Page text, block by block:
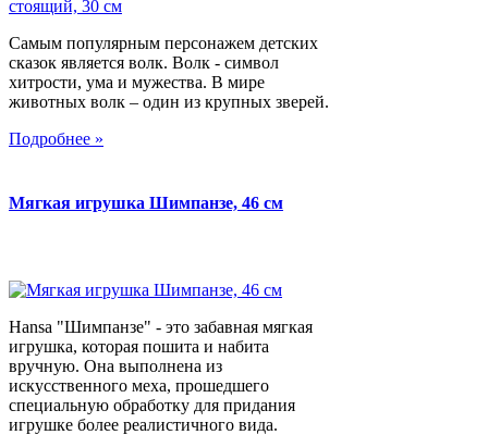
Самым популярным персонажем детских
сказок является волк. Волк - символ
хитрости, ума и мужества. В мире
животных волк – один из крупных зверей.
Подробнее »
Мягкая игрушка Шимпанзе, 46 см
Hansa "Шимпанзе" - это забавная мягкая
игрушка, которая пошита и набита
вручную. Она выполнена из
искусственного меха, прошедшего
специальную обработку для придания
игрушке более реалистичного вида.